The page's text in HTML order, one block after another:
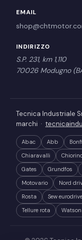
EMAIL
INDIRIZZO
S.P. 231, km 1,110
70026 Modugno
Tecnica Industriale
marchi ·
Abac Abb
Chiaravalli
Gates
Grundfos
Motovario
Nord
Rosta
Sew eurodrive
Tellure rota